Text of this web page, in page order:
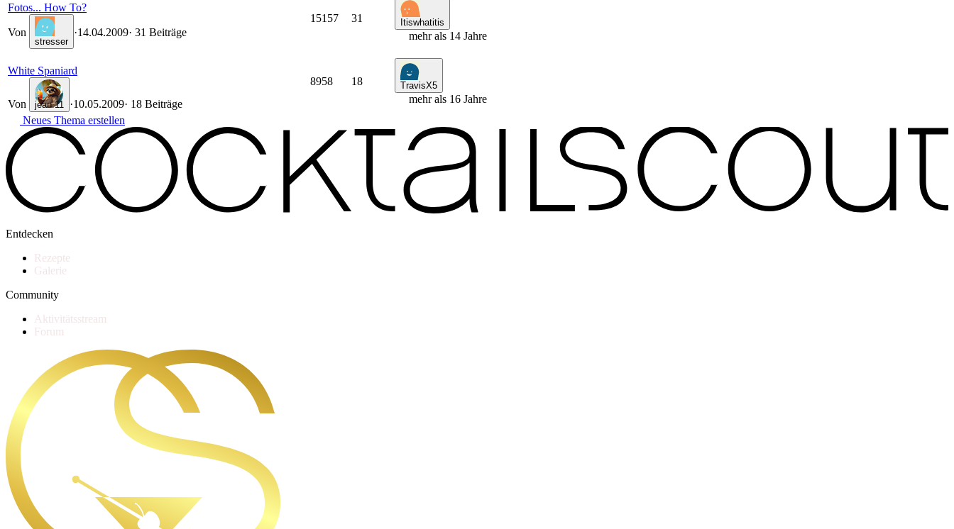
Fotos... How To?
Von
stresser
·14.04.2009· 31 Beiträge
15157 31 Itiswhatitis
mehr als 14 Jahre
White Spaniard
Von jean.11 ·10.05.2009· 18 Beiträge
8958 18 TravisX5
mehr als 16 Jahre
Neues Thema erstellen
Entdecken
Rezepte
Galerie
Community
Aktivitätsstream
Forum